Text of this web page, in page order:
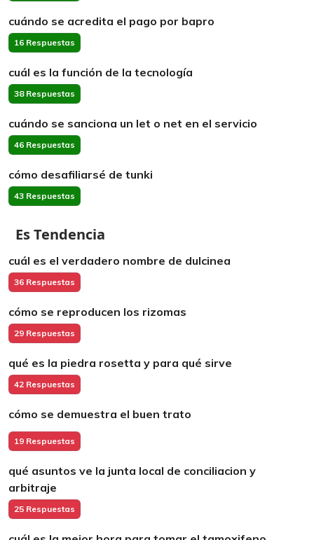
cuándo se acredita el pago por bapro
16 Respuestas
cuál es la función de la tecnología
38 Respuestas
cuándo se sanciona un let o net en el servicio
46 Respuestas
cómo desafiliarsé de tunki
43 Respuestas
Es Tendencia
cuál es el verdadero nombre de dulcinea
36 Respuestas
cómo se reproducen los rizomas
29 Respuestas
qué es la piedra rosetta y para qué sirve
42 Respuestas
cómo se demuestra el buen trato
19 Respuestas
qué asuntos ve la junta local de conciliacion y
arbitraje
25 Respuestas